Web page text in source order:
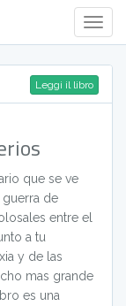
Leggi il libro
que se ve
de
entre el
a tu
y de las
mas grande
es una